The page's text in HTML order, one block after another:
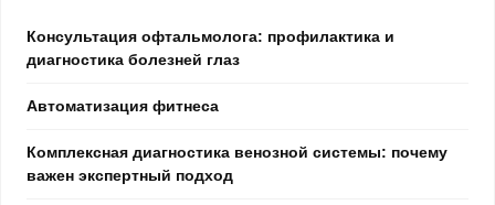
Консультация офтальмолога: профилактика и
диагностика болезней глаз
Автоматизация фитнеса
Комплексная диагностика венозной системы: почему
важен экспертный подход